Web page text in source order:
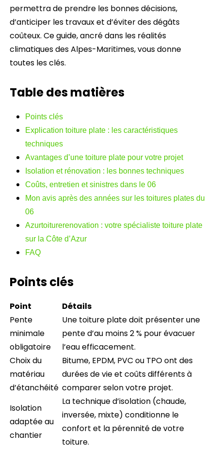
permettra de prendre les bonnes décisions,
d’anticiper les travaux et d’éviter des dégâts
coûteux. Ce guide, ancré dans les réalités
climatiques des Alpes-Maritimes, vous donne
toutes les clés.
Table des matières
Points clés
Explication toiture plate : les caractéristiques
techniques
Avantages d’une toiture plate pour votre projet
Isolation et rénovation : les bonnes techniques
Coûts, entretien et sinistres dans le 06
Mon avis après des années sur les toitures plates du
06
Azurtoiturerenovation : votre spécialiste toiture plate
sur la Côte d’Azur
FAQ
Points clés
Point
Détails
Pente
minimale
obligatoire
Une toiture plate doit présenter une
pente d’au moins 2 % pour évacuer
l’eau efficacement.
Choix du
matériau
d’étanchéité
Bitume, EPDM, PVC ou TPO ont des
durées de vie et coûts différents à
comparer selon votre projet.
Isolation
adaptée au
chantier
La technique d’isolation (chaude,
inversée, mixte) conditionne le
confort et la pérennité de votre
toiture.